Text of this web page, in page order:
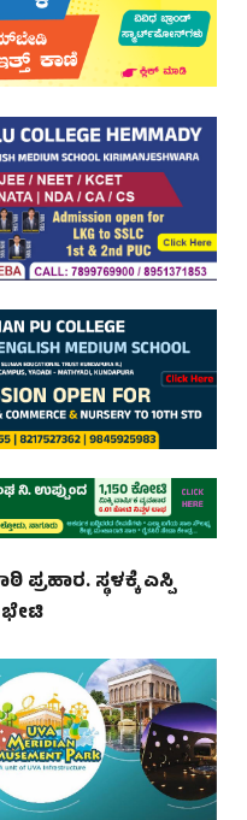
ಪ್ರಹಾರ. ಸ್ಥಳಕ್ಕೆ ಎಸ್ಪಿ